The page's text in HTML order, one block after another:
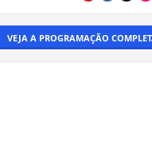
VEJA A PROGRAMAÇÃO